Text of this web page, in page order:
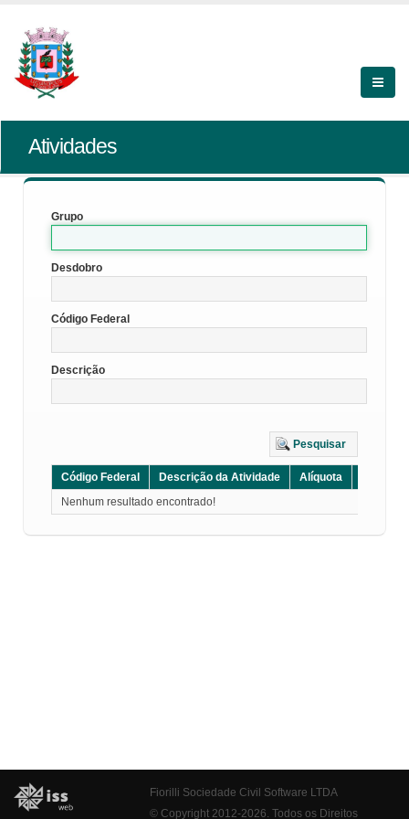
Atividades
Grupo
Desdobro
Código Federal
Descrição
Pesquisar
Código Federal Descrição da Atividade Alíquota
Nenhum resultado encontrado!
Fiorilli Sociedade Civil Software LTDA
© Copyright 2012-2026. Todos os Direitos